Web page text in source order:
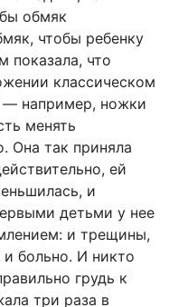
обмяк
чтобы ребенку
показала, что
классическом
например, ножки
менять
Она так приняла
ей
и
детьми у нее
и трещины,
и больно. И никто
грудь к
три раза в